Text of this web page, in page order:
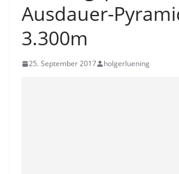
Ausdauer-
3.300m
25. September 2017 holgerluening